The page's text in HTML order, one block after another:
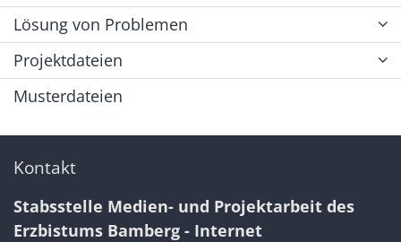
Lösung von Problemen
Projektdateien
Musterdateien
Kontakt
Stabsstelle Medien- und Projektarbeit des
Erzbistums Bamberg - Internet